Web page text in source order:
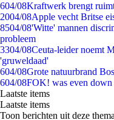
604/08Kraftwerk brengt
2004/08Apple vecht Britse
8504/08'Witte' mannen
probleem
3304/08Ceuta-leider noemt
'gruweldaad'
604/08Grote natuurbrand
604/08FOK! was even down
Laatste items
Laatste items
Toon berichten uit deze